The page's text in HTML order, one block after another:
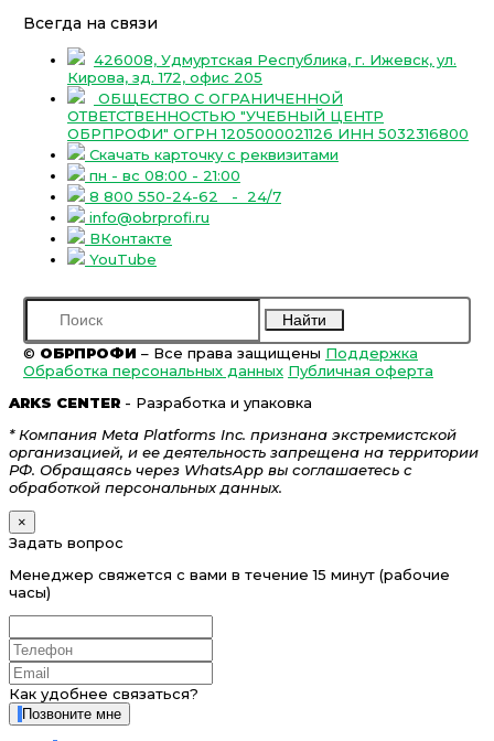
Всегда на связи
426008, Удмуртская Республика, г. Ижевск, ул.
Кирова, зд. 172, офис 205
ОБЩЕСТВО С ОГРАНИЧЕННОЙ
ОТВЕТСТВЕННОСТЬЮ "УЧЕБНЫЙ ЦЕНТР
ОБРПРОФИ" ОГРН 1205000021126 ИНН 5032316800
Скачать карточку с реквизитами
пн - вс 08:00 - 21:00
8 800 550-24-62
- 24/7
info@obrprofi.ru
ВКонтакте
YouTube
Найти
© ОБРПРОФИ – Все права защищены Поддержка
Обработка персональных данных Публичная оферта
ARKS CENTER - Разработка и упаковка
* Компания Meta Platforms Inc. признана экстремистской
организацией, и ее деятельность запрещена на территории
РФ. Обращаясь через WhatsApp вы соглашаетесь с
обработкой персональных данных.
×
Задать вопрос
Менеджер свяжется с вами в течение 15 минут (рабочие
часы)
Как удобнее связаться?
Позвоните мне